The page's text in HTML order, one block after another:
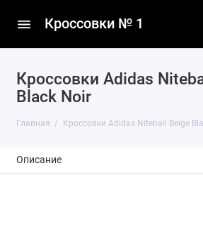
Кроссовки № 1
Кроссовки Adidas
Black Noir
Главная Кроссовки Adidas Niteball Beige
Описание